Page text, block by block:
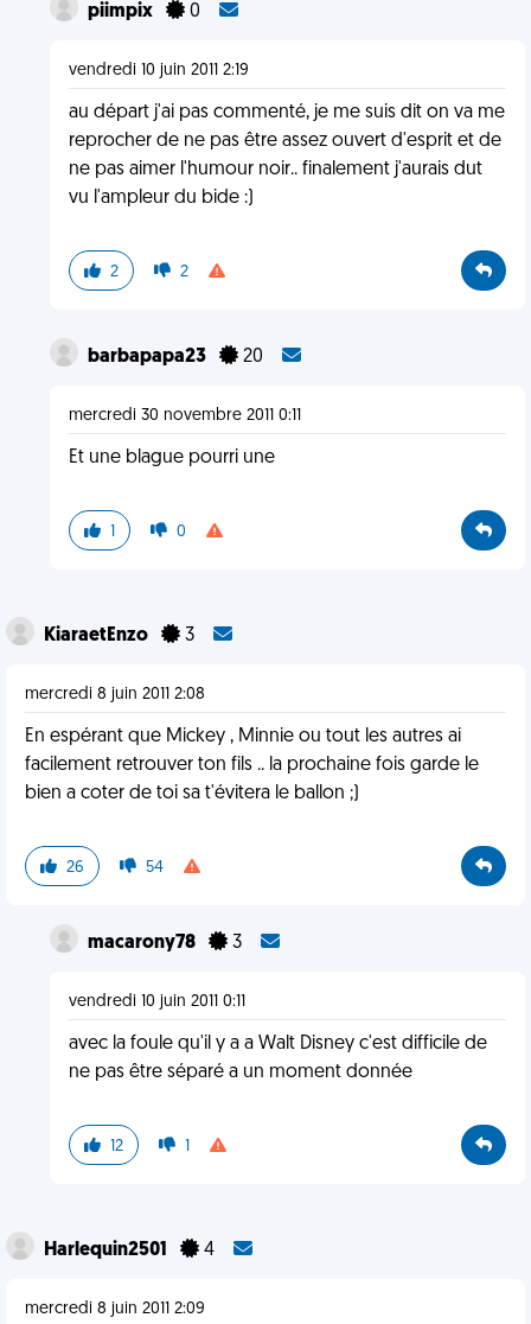
piimpix 0
vendredi 10 juin 2011 2:19
au départ j'ai pas commenté, je me suis dit on va me
reprocher de ne pas être assez ouvert d'esprit et de
ne pas aimer l'humour noir.. finalement j'aurais dut
vu l'ampleur du bide :)
2 2
barbapapa23 20
mercredi 30 novembre 2011 0:11
Et une blague pourri une
1 0
KiaraetEnzo 3
mercredi 8 juin 2011 2:08
En espérant que Mickey , Minnie ou tout les autres ai
facilement retrouver ton fils .. la prochaine fois garde le
bien a coter de toi sa t'évitera le ballon ;)
26 54
macarony78 3
vendredi 10 juin 2011 0:11
avec la foule qu'il y a a Walt Disney c'est difficile de
ne pas être séparé a un moment donnée
12 1
Harlequin2501 4
mercredi 8 juin 2011 2:09